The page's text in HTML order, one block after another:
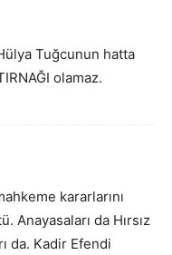
Tuğcunun hatta
olamaz.
kararlarını
Anayasaları da Hırsız
da. Kadir Efendi